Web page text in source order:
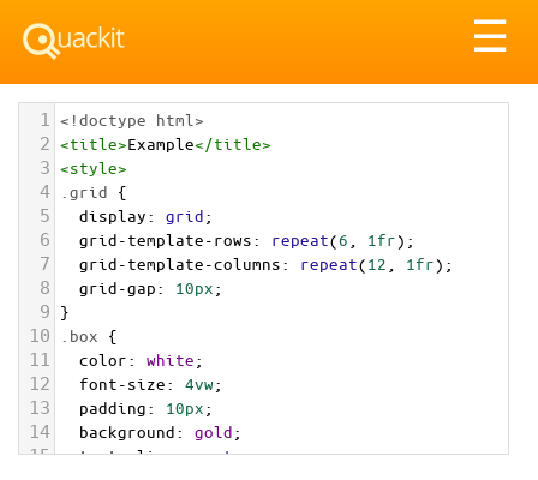
☰
1 <!doctype html>
2 <title>Example</title>
3 <style>
4 .grid {
5 display: grid;
6 grid-template-rows: repeat(6 1fr);
7 grid-template-columns: repeat(12 1fr);
8 grid-gap: 10px;
9 }
10 .box {
11 color: white;
12 font-size: 4vw;
13 padding: 10px;
14 background: gold;
15 text-align: center;